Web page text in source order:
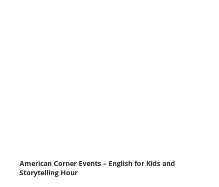
American Corner Events – English for Kids and
Storytelling Hour